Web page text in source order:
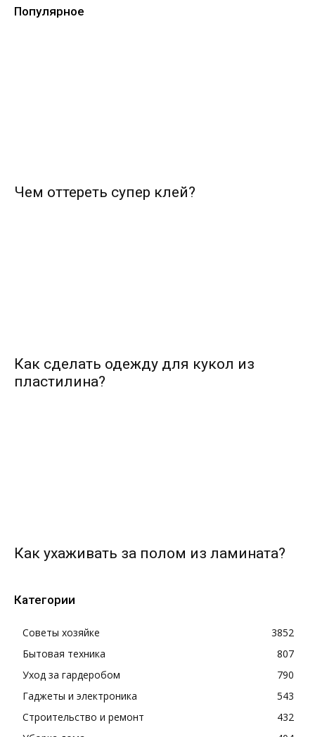
Популярное
Чем оттереть супер клей?
Как сделать одежду для кукол из
пластилина?
Как ухаживать за полом из ламината?
Категории
Советы хозяйке
3852
Бытовая техника
807
Уход за гардеробом
790
Гаджеты и электроника
543
Строительство и ремонт
432